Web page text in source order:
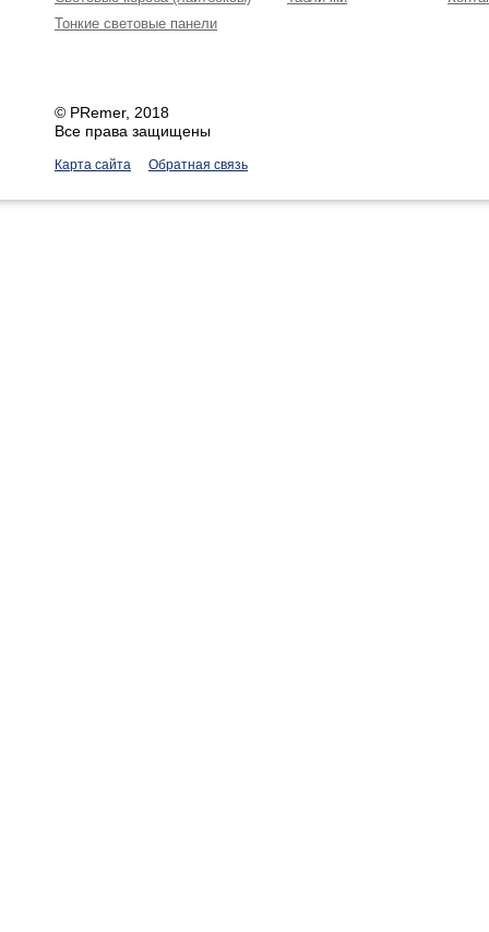
Тонкие световые панели
© PRemer, 2018
Все права защищены
Карта сайта Обратная связь